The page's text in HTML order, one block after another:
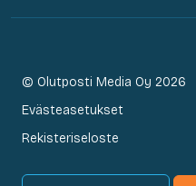
© Olutposti Media Oy 2026
Evästeasetukset
Rekisteriseloste